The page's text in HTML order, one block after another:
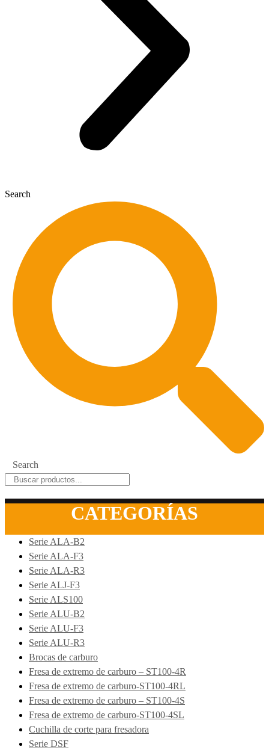
Search
Search
CATEGORÍAS
Serie ALA-B2
Serie ALA-F3
Serie ALA-R3
Serie ALJ-F3
Serie ALS100
Serie ALU-B2
Serie ALU-F3
Serie ALU-R3
Brocas de carburo
Fresa de extremo de carburo – ST100-4R
Fresa de extremo de carburo-ST100-4RL
Fresa de extremo de carburo – ST100-4S
Fresa de extremo de carburo-ST100-4SL
Cuchilla de corte para fresadora
Serie DSF